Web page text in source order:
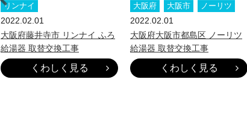
リンナイ
2022.02.01
大阪府藤井寺市 リンナイ ふろ
給湯器 取替交換工事
くわしく見る
大阪府
大阪市 ノーリツ
2022.02.01
大阪府大阪市都島区 ノーリツ
給湯器 取替交換工事
くわしく見る